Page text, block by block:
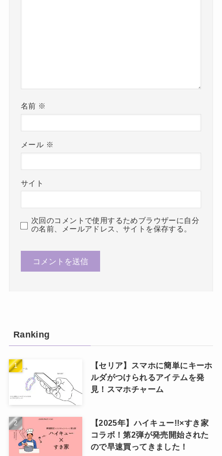
名前 ※
メール ※
サイト
次回のコメントで使用するためブラウザーに自分
の名前、メールアドレス、サイトを保存する。
Ranking
【セリア】スマホに簡単にキーホ
ルダがつけられるアイテムを発
見！スマホチャーム
【2025年】ハイキュー!!×すき家
コラボ！第2弾が発売開始された
ので早速買ってきました！